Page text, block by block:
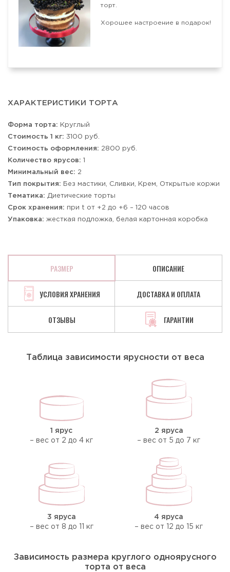
торт.
Хорошее настроение в подарок!
ХАРАКТЕРИСТИКИ ТОРТА
Форма торта: Круглый
Стоимость 1 кг: 3100 руб.
Стоимость оформления: 2800 руб.
Количество ярусов: 1
Минимальный вес: 2
Тип покрытия: Без мастики, Сливки, Крем, Открытые коржи
Тематика: Диетические торты
Срок хранения: при t от +2 до +6 – 120 часов
Упаковка: жесткая подложка, белая картонная коробка
РАЗМЕР ОПИСАНИЕ
УСЛОВИЯ ХРАНЕНИЯ ДОСТАВКА И ОПЛАТА
ОТЗЫВЫ ГАРАНТИИ
Таблица зависимости ярусности от веса
1 ярус
– вес от 2 до 4 кг
2 яруса
– вес от 5 до 7 кг
3 яруса
– вес от 8 до 11 кг
4 яруса
– вес от 12 до 15 кг
Зависимость размера круглого одноярусного
торта от веса